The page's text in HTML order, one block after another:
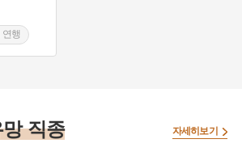
행
직종 자세히보기